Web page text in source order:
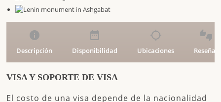
info
Descripción
date_range
Disponibilidad
location_searching
Ubicaciones
thumbs_up_down
Reseñas
VISA Y SOPORTE DE VISA
El costo de una visa depende de la nacionalidad